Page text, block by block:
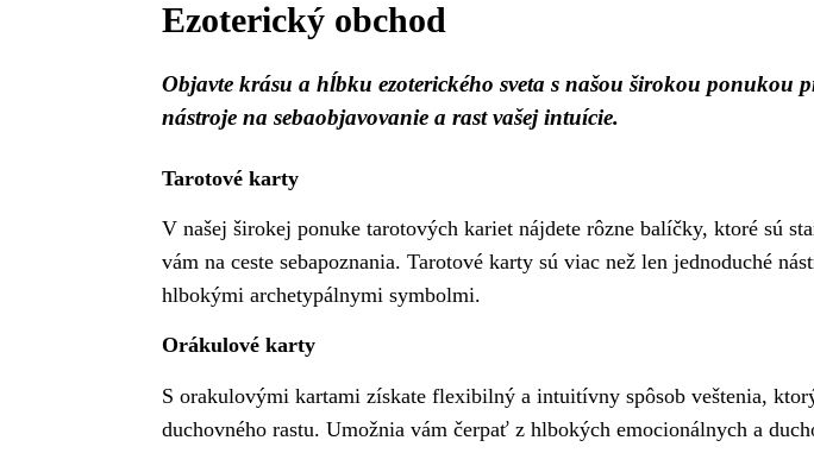
Ezoterický obchod
Objavte krásu a hĺbku ezoterického sveta s našou širokou ponukou
nástroje na sebaobjavovanie a rast vašej intuície.
Tarotové karty
V našej širokej ponuke tarotových kariet nájdete rôzne balíčky, ktoré sú
vám na ceste sebapoznania. Tarotové karty sú viac než len jednoduché
hlbokými archetypálnymi symbolmi.
Orákulové karty
S orakulovými kartami získate flexibilný a intuitívny spôsob veštenia,
duchovného rastu. Umožnia vám čerpať z hlbokých emocionálnych a